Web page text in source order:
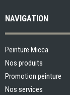
NAVIGATION
Peinture Micca
Nos produits
Promotion peinture
Nos services